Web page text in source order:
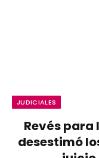
JUDICIALES
Revés para
desestimó